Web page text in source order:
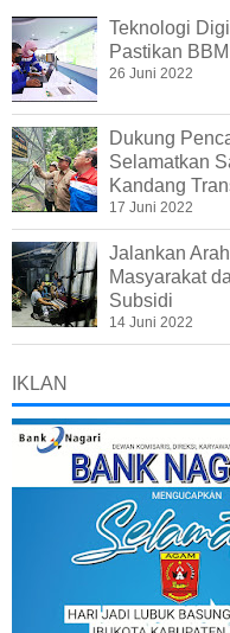
Teknologi
Pastikan
26 Juni 2022
Dukung
Selamatkan
Kandang
17 Juni 2022
Jalankan
Masyarakat
Subsidi
14 Juni 2022
IKLAN